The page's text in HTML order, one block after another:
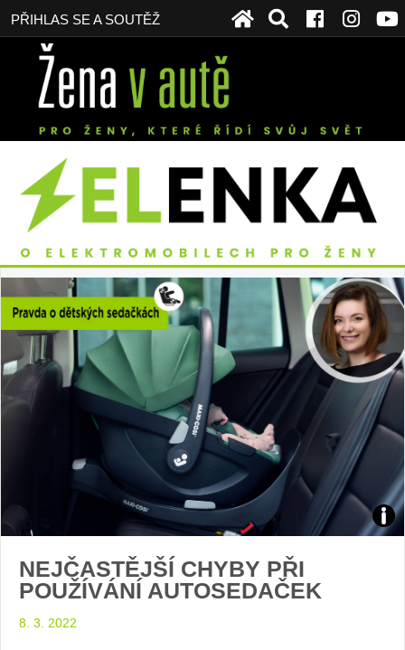
PŘIHLAS SE A SOUTĚŽ
NEJČASTĚJŠÍ CHYBY PŘI
POUŽÍVÁNÍ AUTOSEDAČEK
8. 3. 2022